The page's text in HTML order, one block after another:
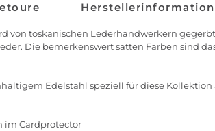
von toskanischen Lederhandwerkern
Die bemerkenswert satten Farben sind
Edelstahl speziell für diese
im Cardprotector